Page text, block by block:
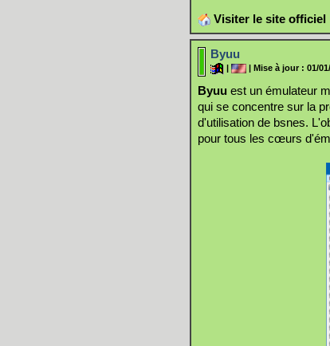
Visiter le site officiel
Byuu
| Mise à jour : 01/
Byuu est un émulateur
qui se concentre sur la
d'utilisation de bsnes.
pour tous les cœurs